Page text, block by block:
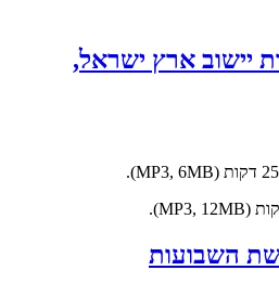
יישוב ארץ ישראל,
השבועות